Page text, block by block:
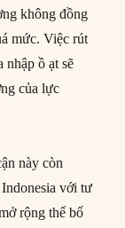
không đồng
mức. Việc rút
nhập ồ ạt sẽ
của lực
này còn
với tư
rộng thế bố